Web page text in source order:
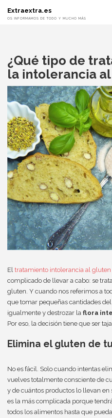
Extraextra.es
OS INFORMAMOS DE TODO Y MUCHO MÁS
¿Qué tipo de
la intolerancia
El tratamiento intolerancia al gluten
complicado de llevar a cabo: se
gluten. Y cuando nos referimos a
que tomar pequeñas cantidades
igualmente y destrozar la flora
Por eso, la decisión tiene que ser
Elimina el gluten de
No es fácil. Solo cuando intentas
vuelves totalmente consciente de
y de cuántos productos lo llevan
es la más complicada porque
todos los alimentos hasta que